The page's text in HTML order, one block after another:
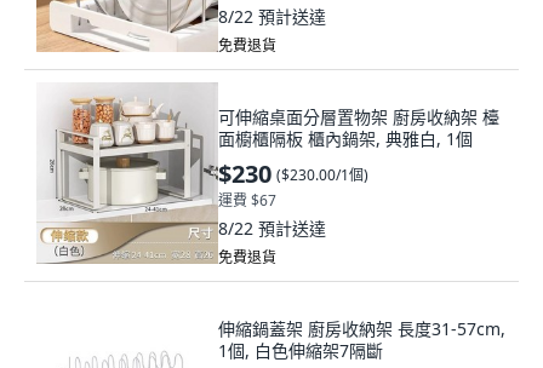
8/22 預計送達
免費退貨
可伸縮桌面分層置物架 廚房收納架 檯
面櫥櫃隔板 櫃內鍋架, 典雅白, 1個
$230 ($230.00/1個)
運費 $67
8/22 預計送達
免費退貨
伸縮鍋蓋架 廚房收納架 長度31-57cm,
1個, 白色伸縮架7隔斷